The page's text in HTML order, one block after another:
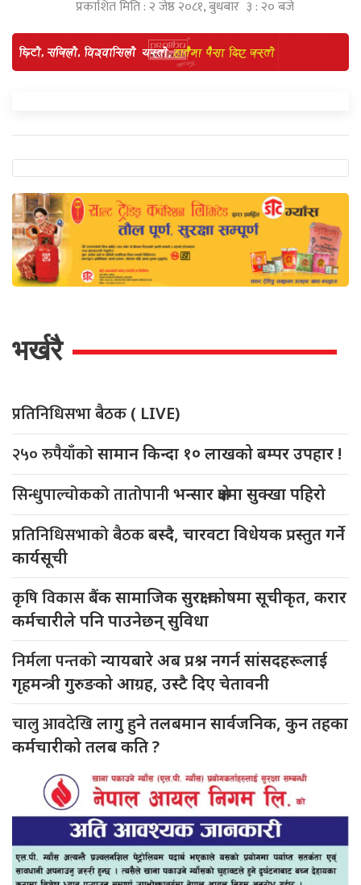
प्रकाशित मिति : २ जेष्ठ २०८१, बुधबार ३ : २० बजे
भर्खरै
प्रतिनिधिसभा बैठक ( LIVE)
२५० रुपैयाँकोसामान किन्दा १० लाखको बम्पर उपहार !
सिन्धुपाल्चोकको तातोपानीभन्सार क्षेत्रमा सुक्खा पहिरो
प्रतिनिधिसभाको बैठकबस्दै, चारवटा विधेयक प्रस्तुत गर्ने
कार्यसूची
कृषि विकासबैंक सामाजिक सुरक्षा कोषमा सूचीकृत, करार
कर्मचारीले पनि पाउनेछन् सुविधा
निर्मला पन्तकोन्यायबारे अब प्रश्न नगर्न सांसदहरूलाई
गृहमन्त्री गुरुङको आग्रह, उस्टै दिए चेतावनी
चालु आवदेखिलागु हुने तलबमान सार्वजनिक, कुन तहका
कर्मचारीको तलब कति ?